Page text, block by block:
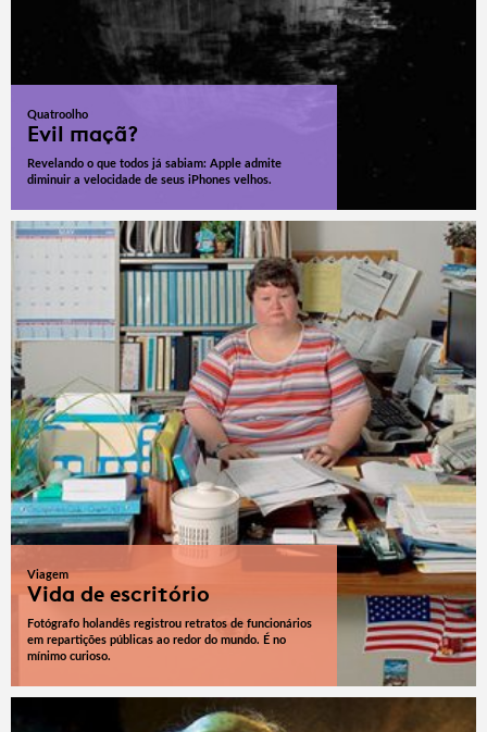
Quatroolho
Evil maçã?
Revelando o que todos já sabiam: Apple admite
diminuir a velocidade de seus iPhones velhos.
Viagem
Vida de escritório
Fotógrafo holandês registrou retratos de funcionários
em repartições públicas ao redor do mundo. É no
mínimo curioso.